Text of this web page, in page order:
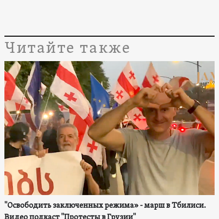
Читайте также
"Освободить заключенных режима» - марш в Тбилиси.